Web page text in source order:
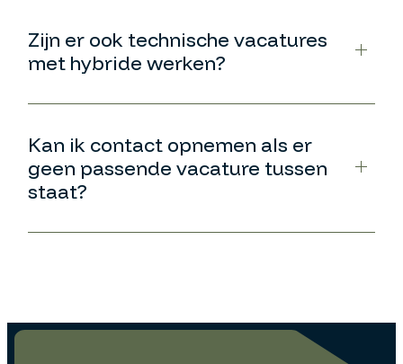
Zijn er ook technische vacatures
met hybride werken?
Kan ik contact opnemen als er
geen passende vacature tussen
staat?